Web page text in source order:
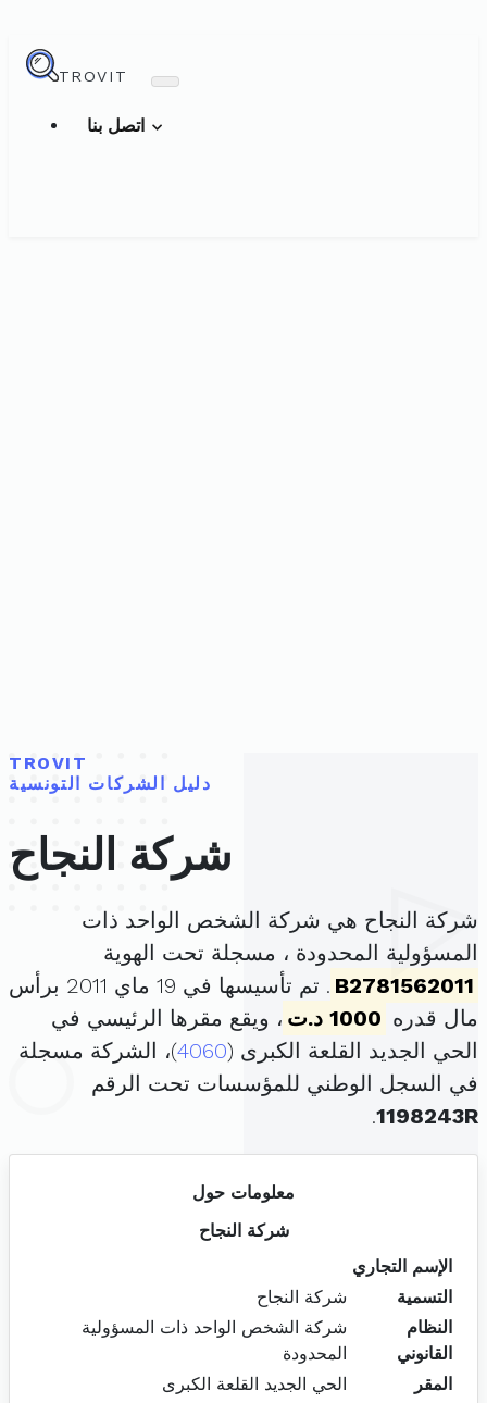
TROVIT
TROVIT
دليل الشركات التونسية
شركة النجاح
شركة النجاح هي شركة الشخص الواحد ذات
المسؤولية المحدودة ، مسجلة تحت الهوية
B2781562011
. تم تأسيسها في 19 ماي 2011 برأس
مال قدره 1000 د.ت
، ويقع مقرها الرئيسي في
الحي الجديد القلعة الكبرى (4060)، الشركة مسجلة
في السجل الوطني للمؤسسات تحت الرقم
1198243R
.
معلومات حول
شركة النجاح
الإسم التجاري
التسمية
شركة النجاح
النظام
القانوني
شركة الشخص الواحد ذات المسؤولية
المحدودة
المقر
الحي الجديد القلعة الكبرى